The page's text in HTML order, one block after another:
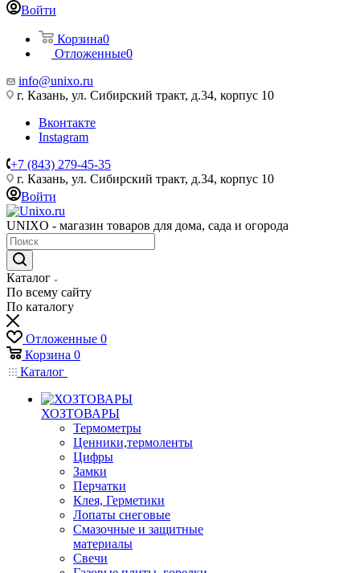
Войти
Корзина0
Отложенные0
info@unixo.ru
г. Казань, ул. Сибирский тракт, д.34, корпус 10
Вконтакте
Instagram
+7 (843) 279-45-35
г. Казань, ул. Сибирский тракт, д.34, корпус 10
Войти
UNIXO - магазин товаров для дома, сада и огорода
Каталог
По всему сайту
По каталогу
Отложенные 0
Корзина 0
Каталог
ХОЗТОВАРЫ
Термометры
Ценники,термоленты
Цифры
Замки
Перчатки
Клея, Герметики
Лопаты снеговые
Смазочные и защитные
материалы
Свечи